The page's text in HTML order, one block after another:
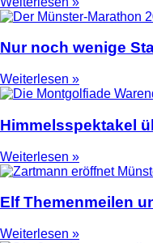
Nur noch wenige
Weiterlesen »
Himmelsspektakel
Weiterlesen »
Elf Themenmeilen
Weiterlesen »